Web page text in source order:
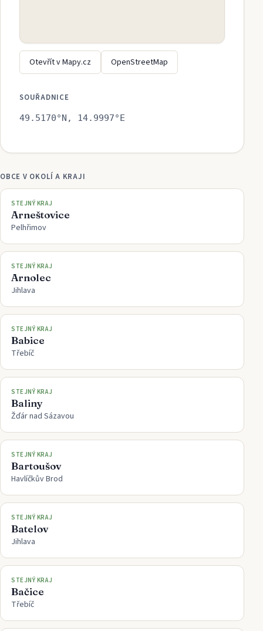
Otevřít v Mapy.cz OpenStreetMap
SOUŘADNICE
49.5170°N, 14.9997°E
OBCE V OKOLÍ A KRAJI
STEJNÝ KRAJ
Arneštovice
Pelhřimov
STEJNÝ KRAJ
Arnolec
Jihlava
STEJNÝ KRAJ
Babice
Třebíč
STEJNÝ KRAJ
Baliny
Žďár nad Sázavou
STEJNÝ KRAJ
Bartoušov
Havlíčkův Brod
STEJNÝ KRAJ
Batelov
Jihlava
STEJNÝ KRAJ
Bačice
Třebíč